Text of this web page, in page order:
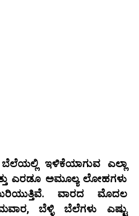
ಇಳಿಕೆಯಾಗುವ ಎಲ್ಲಾ
ಎರಡೂ ಅಮೂಲ್ಯ ಲೋಹಗಳು
ವಾರದ ಮೊದಲ
ಬೆಳ್ಳಿ ಬೆಲೆಗಳು ಎಷ್ಟು